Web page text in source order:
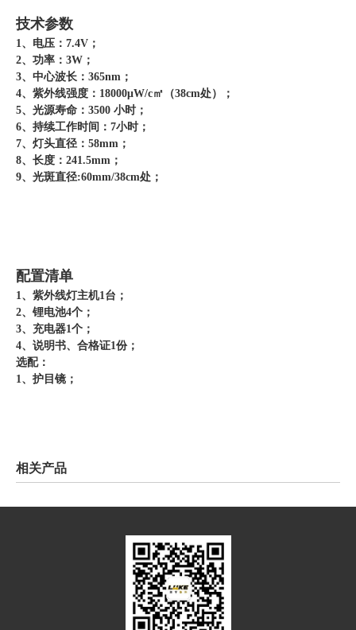
技术参数
1、电压：7.4V；
2、功率：3W；
3、中心波长：365nm；
4、紫外线强度：18000μW/c㎡（38cm处）；
5、光源寿命：3500 小时；
6、持续工作时间：7小时；
7、灯头直径：58mm；
8、长度：241.5mm；
9、光斑直径:60mm/38cm处；
配置清单
1、紫外线灯主机1台；
2、锂电池4个；
3、充电器1个；
4、说明书、合格证1份；
选配：
1、护目镜；
相关产品